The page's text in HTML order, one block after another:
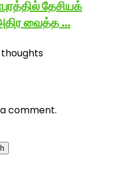
தேசியக்
அதிர வைத்த …
comment.